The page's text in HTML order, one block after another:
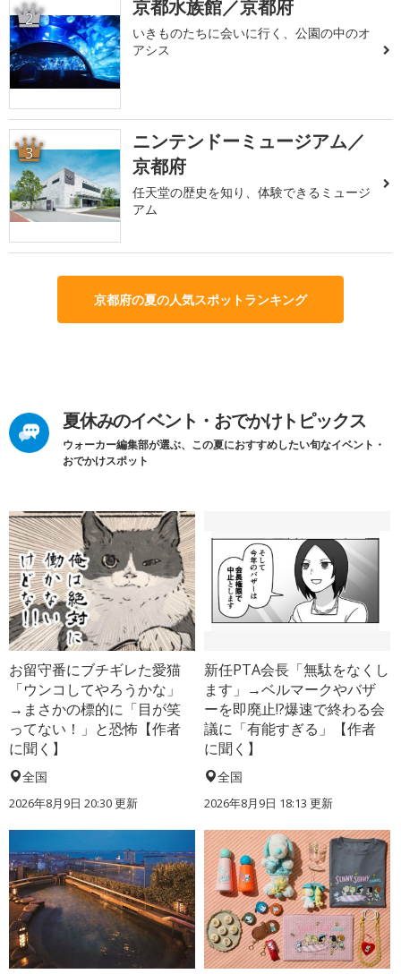
2 京都水族館／京都府
いきものたちに会いに行く、公園の中のオ
アシス
3
ニンテンドーミュージアム／
京都府
任天堂の歴史を知り、体験できるミュージ
アム
京都府の夏の人気スポットランキング
夏休みのイベント・おでかけトピックス
ウォーカー編集部が選ぶ、この夏におすすめしたい旬なイベント・
おでかけスポット
お留守番にブチギレた愛猫
「ウンコしてやろうかな」
→まさかの標的に「目が笑
ってない！」と恐怖【作者
に聞く】
全国
2026年8月9日 20:30更新
新任PTA会長「無駄をなくし
ます」→ベルマークやバザ
ーを即廃止!?爆速で終わる会
議に「有能すぎる」【作者
に聞く】
全国
2026年8月9日 18:13 更新